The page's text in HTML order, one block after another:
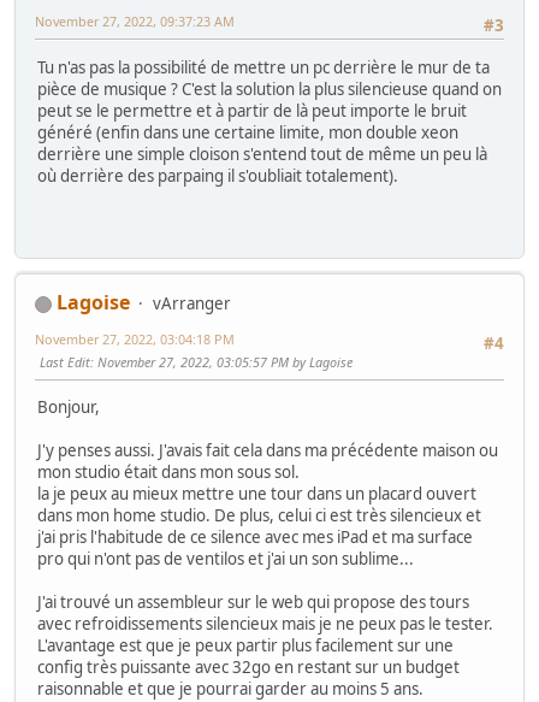
#3
November 27, 2022, 09:37:23 AM
Tu n'as pas la possibilité de mettre un pc derrière le mur de ta
pièce de musique ? C'est la solution la plus silencieuse quand on
peut se le permettre et à partir de là peut importe le bruit
généré (enfin dans une certaine limite, mon double xeon
derrière une simple cloison s'entend tout de même un peu là
où derrière des parpaing il s'oubliait totalement).
Lagoise
vArranger
#4
November 27, 2022, 03:04:18 PM
Last Edit: November 27, 2022, 03:05:57 PM by Lagoise
Bonjour,
J'y penses aussi. J'avais fait cela dans ma précédente maison ou
mon studio était dans mon sous sol.
la je peux au mieux mettre une tour dans un placard ouvert
dans mon home studio. De plus, celui ci est très silencieux et
j'ai pris l'habitude de ce silence avec mes iPad et ma surface
pro qui n'ont pas de ventilos et j'ai un son sublime...
J'ai trouvé un assembleur sur le web qui propose des tours
avec refroidissements silencieux mais je ne peux pas le tester.
L'avantage est que je peux partir plus facilement sur une
config très puissante avec 32go en restant sur un budget
raisonnable et que je pourrai garder au moins 5 ans.